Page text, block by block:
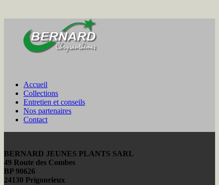
Accueil
Collections
Entretien et conseils
Nos partenaires
Contact
BERNARD JEUNES PLANTS SARL
49 Route des Combes
BP 90626
24130 Prigonrieux